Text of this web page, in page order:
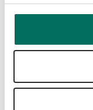
Muk & sårpleje